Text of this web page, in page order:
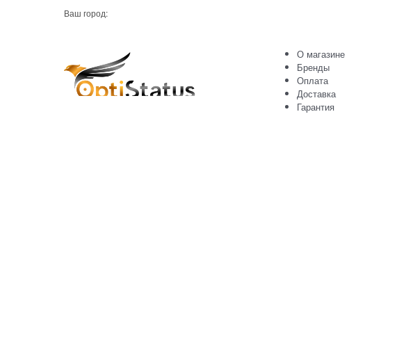
Ваш город:
О магазине
Бренды
Оплата
Доставка
Гарантия